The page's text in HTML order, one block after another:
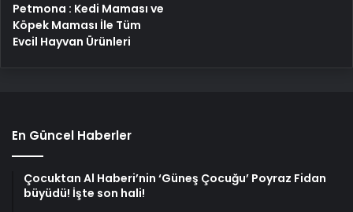
Petmona : Kedi Maması ve
Köpek Maması İle Tüm
Evcil Hayvan Ürünleri
En Güncel Haberler
Çocuktan Al Haberi’nin ‘Güneş Çocuğu’ Poyraz Fidan
büyüdü! İşte son hali!